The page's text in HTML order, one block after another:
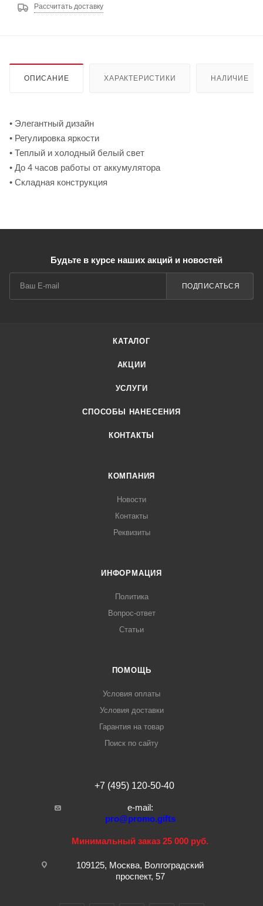
Рассчитать доставку
ОПИСАНИЕ ХАРАКТЕРИСТИКИ НАЛИЧИЕ
• Элегантный дизайн
• Регулировка яркости
• Теплый и холодный белый свет
• До 4 часов работы от аккумулятора
• Складная конструкция
Будьте в курсе наших акций и новостей
ПОДПИСАТЬСЯ
КАТАЛОГ
АКЦИИ
УСЛУГИ
СПОСОБЫ НАНЕСЕНИЯ
КОНТАКТЫ
КОМПАНИЯ
Новости
Контакты
Реквизиты
ИНФОРМАЦИЯ
Политика
Вопрос-ответ
Статьи
ПОМОЩЬ
Условия оплаты
Условия доставки
Гарантия на товар
Поиск по сайту
+7 (495) 120-50-40
e-mail:
pro@promo.gifts
Минимальный заказ 25 000 руб.
109125, Москва, Волгоградский
проспект, 57